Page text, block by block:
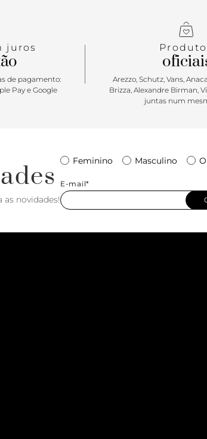
juros
de pagamento:
Pay e Google
Arezzo, Schutz, Vans,
Brizza, Alexandre Birman,
juntas num
as novidades!
Feminino Masculino
E-mail*